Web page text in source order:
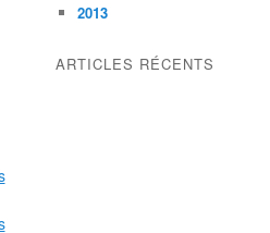
2013
ARTICLES RÉCENTS